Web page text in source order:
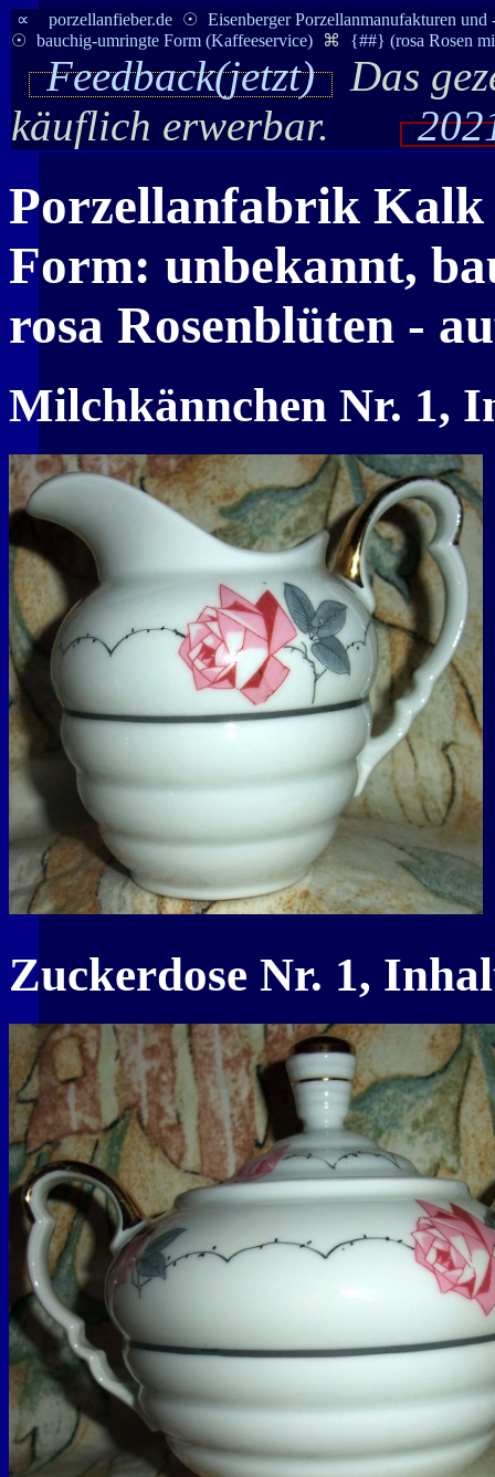
∝ porzellanfieber.de ☉ Eisenberger Porzellanmanufakturen und
☉ bauchig-umringte Form (Kaffeeservice) ⌘ {##} (rosa Rosen
Feedback(jetzt)
Das
käuflich erwerbar.
Porzellanfabrik Kalk
Form: unbekannt,
rosa Rosenblüten -
Milchkännchen Nr. 1,
Zuckerdose Nr. 1,